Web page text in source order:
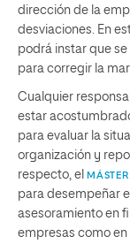
dirección de la
desviaciones. En
podrá instar que
para corregir la
Cualquier
estar
para evaluar la
organización y
respecto, el
para desempeñar
asesoramiento en
empresas como en